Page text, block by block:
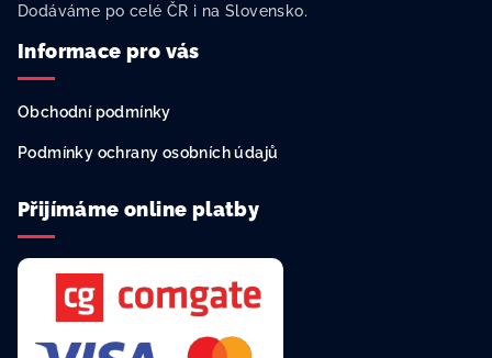
Dodáváme po celé ČR i na Slovensko.
Informace pro vás
Obchodní podmínky
Podmínky ochrany osobních údajů
Přijímáme online platby